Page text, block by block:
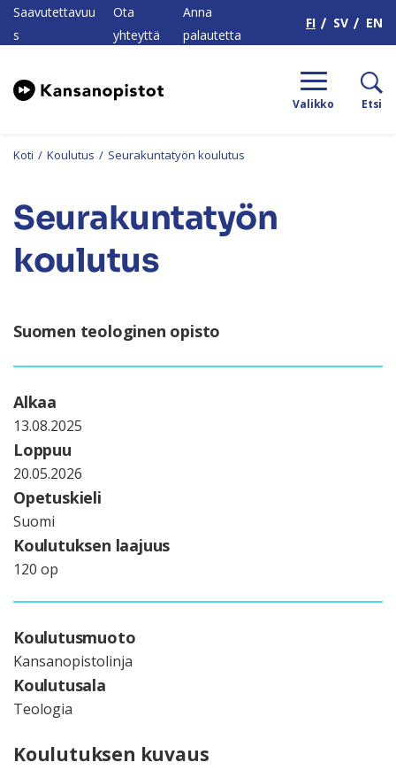
Saavutettavuu
s
Ota
yhteyttä
Anna
palautetta
FI SV EN
Valikko Etsi
Koti / Koulutus / Seurakuntatyön koulutus
Seurakuntatyön
koulutus
Suomen teologinen opisto
Alkaa
13.08.2025
Loppuu
20.05.2026
Opetuskieli
Suomi
Koulutuksen laajuus
120 op
Koulutusmuoto
Kansanopistolinja
Koulutusala
Teologia
Koulutuksen kuvaus